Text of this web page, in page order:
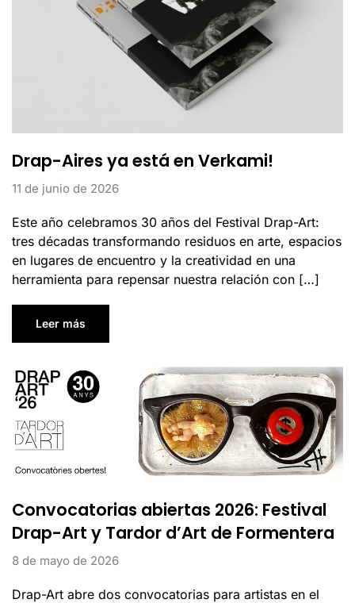
Drap-Aires ya está en Verkami!
11 de junio de 2026
Este año celebramos 30 años del Festival Drap-Art:
tres décadas transformando residuos en arte, espacios
en lugares de encuentro y la creatividad en una
herramienta para repensar nuestra relación con […]
Leer más
Convocatorias abiertas 2026: Festival
Drap-Art y Tardor d’Art de Formentera
8 de mayo de 2026
Drap-Art abre dos convocatorias para artistas en el